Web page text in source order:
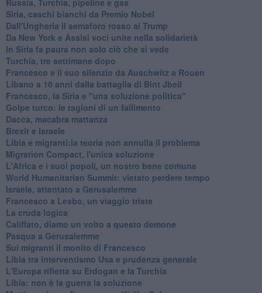
Siria, caschi bianchi da Premio Nobel
Dall'Ungheria il semaforo rosso ai Trump
Da New York e Assisi voci unite nella solidarietà
In Siria fa paura non solo ciò che si vede
Turchia, tre settimane dopo
Francesco e il suo silenzio da Auschwitz a Rouen
Libano a 10 anni dalla battaglia di Bint Jbeil
Francesco, la Siria e "una soluzione politica"
Golpe turco: le ragioni di un fallimento
Dacca, macabra mattanza
Brexit e Israele
Libia e migranti:la teoria non annulla il problema
Migration Compact, l'unica soluzione
L'Africa e i suoi popoli, un nostro bene comune
World Humanitarian Summit: vietato perdere tempo
Israele, attentato a Gerusalemme
Francesco a Lesbo, un viaggio triste
La cruda logica
Califfato, diamo un volto a questo demone
Pasqua a Gerusalemme
Sui migranti il monito di Francesco
Libia tra interventismo Usa e prudenza generale
L'Europa rifletta su Erdogan e la Turchia
Libia: non è la guerra la soluzione